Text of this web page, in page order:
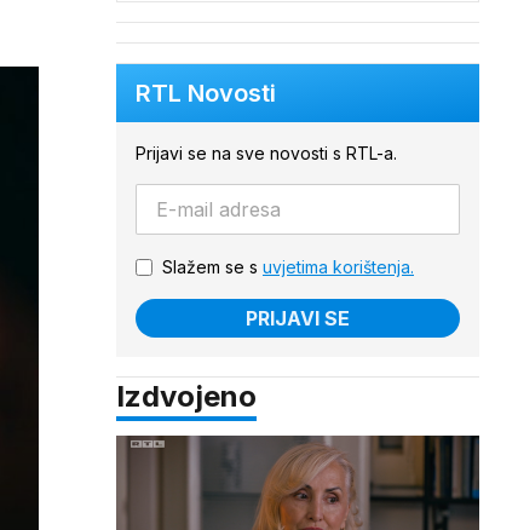
RTL Novosti
Prijavi se na sve novosti s RTL-a.
Slažem se s uvjetima korištenja.
PRIJAVI SE
Izdvojeno